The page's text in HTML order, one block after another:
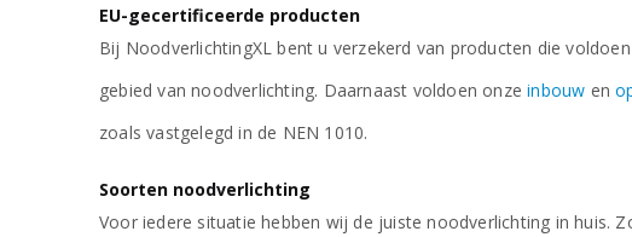
EU-gecertificeerde producten
Bij NoodverlichtingXL bent u verzekerd van producten die
gebied van noodverlichting. Daarnaast voldoen onzeinbouw en
zoals vastgelegd in de NEN 1010.
Soorten noodverlichting
Voor iedere situatie hebben wij de juiste noodverlichting in huis.
3-Fase Anti-Paniek Slim Spot LED Noodverlichting 3W - Zwart